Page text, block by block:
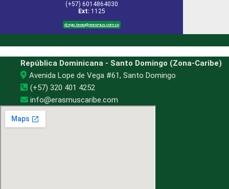
(+57) 6014864030
Ext:1125
diego.lavao@erasmus.com.co
República Dominicana - Santo Domingo (Zona-Caribe)
Avenida Lope de Vega #61, Santo Domingo
(+57) 320 401 4252
info@erasmuscaribe.com